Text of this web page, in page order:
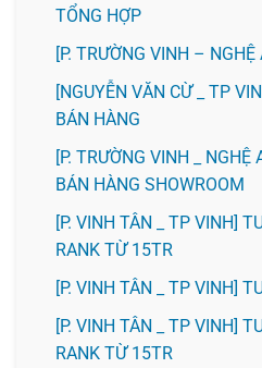
TỔNG HỢP
[P. TRƯỜNG VINH –
[NGUYỄN VĂN CỪ _ TP
BÁN HÀNG
[P. TRƯỜNG VINH _
BÁN HÀNG SHOWROOM
[P. VINH TÂN _ TP VINH]
RANK TỪ 15TR
[P. VINH TÂN _ TP VINH]
[P. VINH TÂN _ TP VINH]
RANK TỪ 15TR